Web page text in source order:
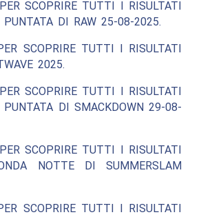
SCOPRIRE TUTTI I RISULTATI
PUNTATA DI RAW 25-08-2025.
SCOPRIRE TUTTI I RISULTATI
2025.
SCOPRIRE TUTTI I RISULTATI
PUNTATA DI SMACKDOWN 29-08-
SCOPRIRE TUTTI I RISULTATI
NOTTE DI SUMMERSLAM
SCOPRIRE TUTTI I RISULTATI